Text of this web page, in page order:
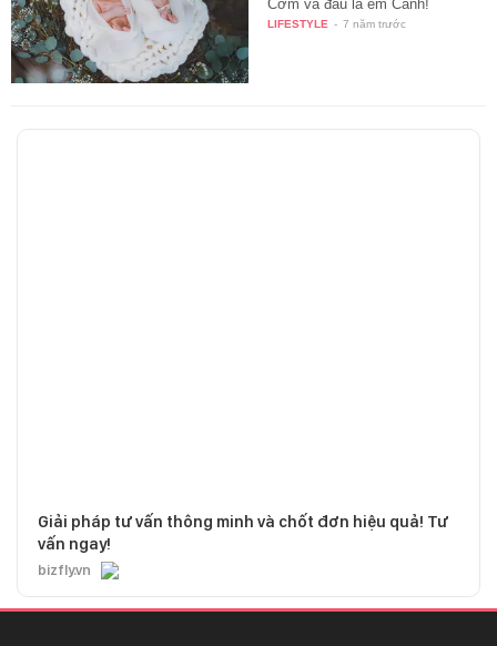
Cơm và đâu là em Canh!
LIFESTYLE - 7 năm trước
Giải pháp tư vấn thông minh và chốt đơn hiệu quả! Tư
vấn ngay!
bizfly.vn